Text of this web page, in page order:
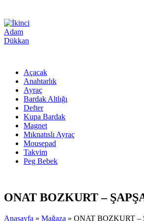
Açacak
Anahtarlık
Ayraç
Bardak Altlığı
Defter
Kupa Bardak
Magnet
Mıknatıslı Ayraç
Mousepad
Takvim
Peg Bebek
ONAT BOZKURT –
Anasayfa » Mağaza » ONAT BOZKURT –